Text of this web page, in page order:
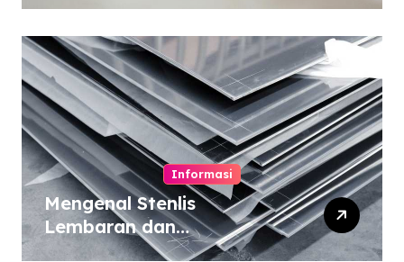
Informasi
Mengenal Stenlis
Lembaran dan
Komposisinya